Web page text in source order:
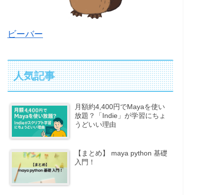
ビーバー
人気記事
月額約4,400円でMayaを使い
放題？「Indie」が学習にちょ
うどいい理由
【まとめ】 maya python 基礎
入門！